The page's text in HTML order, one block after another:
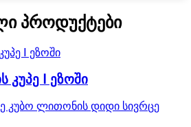
პროდუქტები
კუპე Ⅰ ეზოში